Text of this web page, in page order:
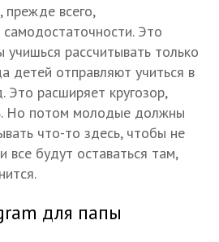
прежде всего,
Это
учишься рассчитывать только
детей отправляют учиться в
Это расширяет кругозор,
Но потом молодые должны
что-то здесь, чтобы не
все будут оставаться там,
для папы